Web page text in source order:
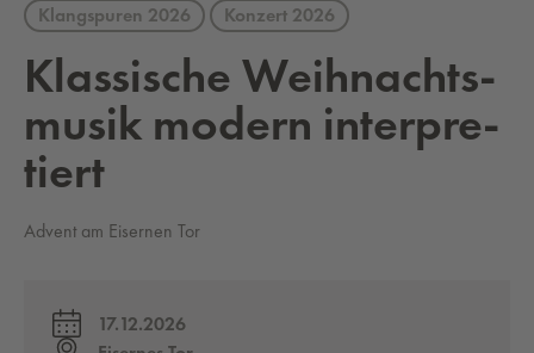
Klangspuren 2026
Konzert 2026
Klas­si­sche Weih­nachts­
mu­sik mo­dern in­ter­pre­
tiert
Advent am Eisernen Tor
17.12.2026